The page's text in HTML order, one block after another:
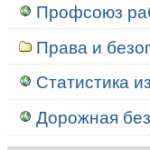
Профсоюз
Права и
Статистика
Дорожная